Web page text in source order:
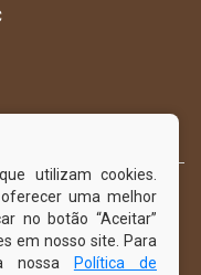
utilizam cookies.
uma melhor
no botão “Aceitar”
em nosso site. Para
nossa
Política de